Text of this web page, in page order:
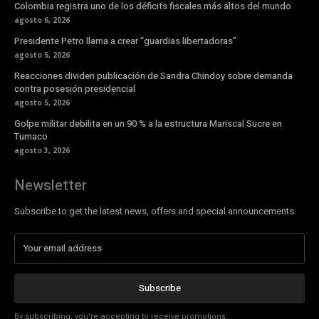
Colombia registra uno de los déficits fiscales más altos del mundo
agosto 6, 2026
Presidente Petro llama a crear “guardias libertadoras”
agosto 5, 2026
Reacciones dividen publicación de Sandra Chindoy sobre demanda
contra posesión presidencial
agosto 5, 2026
Golpe militar debilita en un 90 % a la estructura Mariscal Sucre en
Tumaco
agosto 3, 2026
Newsletter
Subscribe to get the latest news, offers and special announcements.
Subscribe